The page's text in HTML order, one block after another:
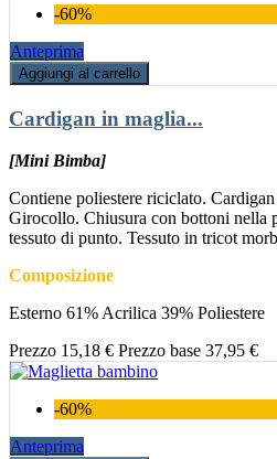
-60%
Anteprima
Aggiungi al carrello
Cardigan in maglia...
[Mini Bimba]
Contiene poliestere riciclato.
Girocollo. Chiusura con bottoni nella
tessuto di punto. Tessuto in tricot
Composizione
Esterno 61% Acrilica 39% Poliestere
Prezzo 15,18 € Prezzo base 37,95 €
-60%
Anteprima